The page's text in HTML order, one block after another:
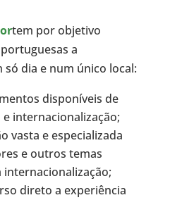
tem por objetivo
a
dia e num único local:
disponíveis de
internacionalização;
vasta e especializada
e outros temas
direto a experiência